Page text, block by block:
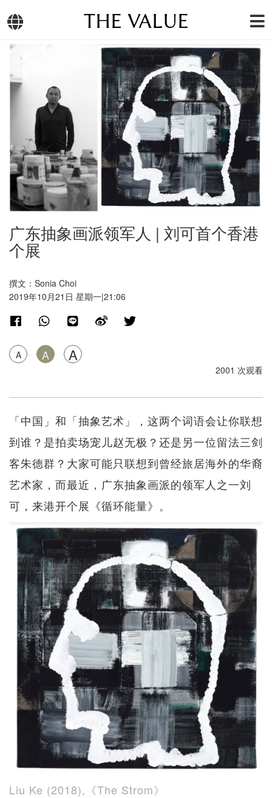
THE VALUE
广东抽象画派领军人 | 刘可首个香港
个展
撰文：Sonia Choi
2019年10月21日 星期一|21:06
A A A
2001 次观看
「中国」和「抽象艺术」，这两个词语会让你联想
到谁？是拍卖场宠儿赵无极？还是另一位留法三剑
客朱德群？大家可能只联想到曾经旅居海外的华裔
艺术家，而最近，广东抽象画派的领军人之一刘
可，来港开个展《循环能量》。
Liu Ke (2018),《The Strom》